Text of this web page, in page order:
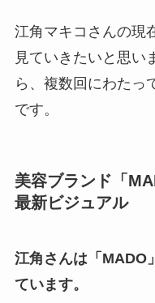
江角マキコさんの現
見ていきたいと思い
ら、複数回にわたっ
です。
美容ブランド「
最新ビジュアル
江角さんは「MADO
ています。